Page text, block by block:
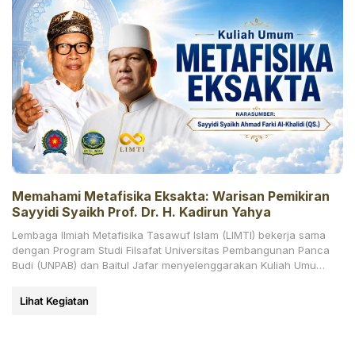
Memahami Metafisika Eksakta: Warisan Pemikiran
Sayyidi Syaikh Prof. Dr. H. Kadirun Yahya
Lembaga Ilmiah Metafisika Tasawuf Islam (LIMTI) bekerja sama
dengan Program Studi Filsafat Universitas Pembangunan Panca
Budi (UNPAB) dan Baitul Jafar menyelenggarakan Kuliah Umum
Lihat Kegiatan